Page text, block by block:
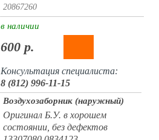
20867260
в наличии
600 р.
Консультация специалиста:
8 (812) 996-11-15
Воздухозаборник (наружный)
Оригинал Б.У. в хорошем
состоянии, без дефектов